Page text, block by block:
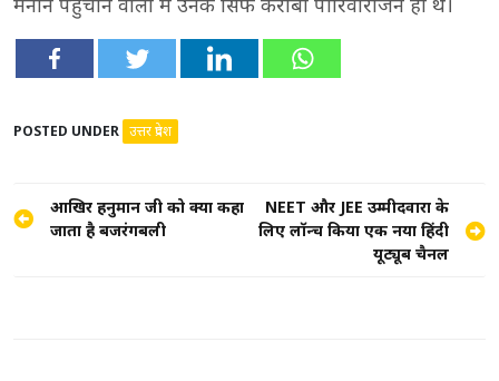
POSTED UNDER उत्तर प्रदेश
Post
navigation
आखिर हनुमान जी को क्यों कहा
जाता है बजरंगबली
NEET और JEE उम्मीदवारों के
लिए लॉन्च किया एक नया हिंदी
यूट्यूब चैनल